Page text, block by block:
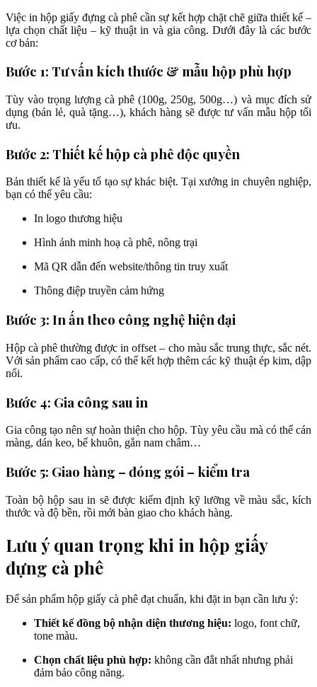
Việc in hộp giấy đựng cà phê cần sự kết hợp chặt chẽ giữa thiết kế –
lựa chọn chất liệu – kỹ thuật in và gia công. Dưới đây là các bước
cơ bản:
Bước 1: Tư vấn kích thước & mẫu hộp phù hợp
Tùy vào trọng lượng cà phê (100g, 250g, 500g…) và mục đích sử
dụng (bán lẻ, quà tặng…), khách hàng sẽ được tư vấn mẫu hộp tối
ưu.
Bước 2: Thiết kế hộp cà phê độc quyền
Bản thiết kế là yếu tố tạo sự khác biệt. Tại xưởng in chuyên nghiệp,
bạn có thể yêu cầu:
In logo thương hiệu
Hình ảnh minh hoạ cà phê, nông trại
Mã QR dẫn đến website/thông tin truy xuất
Thông điệp truyền cảm hứng
Bước 3: In ấn theo công nghệ hiện đại
Hộp cà phê thường được in offset – cho màu sắc trung thực, sắc nét.
Với sản phẩm cao cấp, có thể kết hợp thêm các kỹ thuật ép kim, dập
nổi.
Bước 4: Gia công sau in
Gia công tạo nên sự hoàn thiện cho hộp. Tùy yêu cầu mà có thể cán
màng, dán keo, bế khuôn, gắn nam châm…
Bước 5: Giao hàng – đóng gói – kiểm tra
Toàn bộ hộp sau in sẽ được kiểm định kỹ lưỡng về màu sắc, kích
thước và độ bền, rồi mới bàn giao cho khách hàng.
Lưu ý quan trọng khi in hộp giấy
đựng cà phê
Để sản phẩm hộp giấy cà phê đạt chuẩn, khi đặt in bạn cần lưu ý:
Thiết kế đồng bộ nhận diện thương hiệu: logo, font chữ,
tone màu.
Chọn chất liệu phù hợp: không cần đắt nhất nhưng phải
đảm bảo công năng.